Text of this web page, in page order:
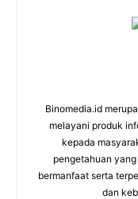
Binomedia.id
melayani produk
kepada
pengetahuan
bermanfaat serta
dan